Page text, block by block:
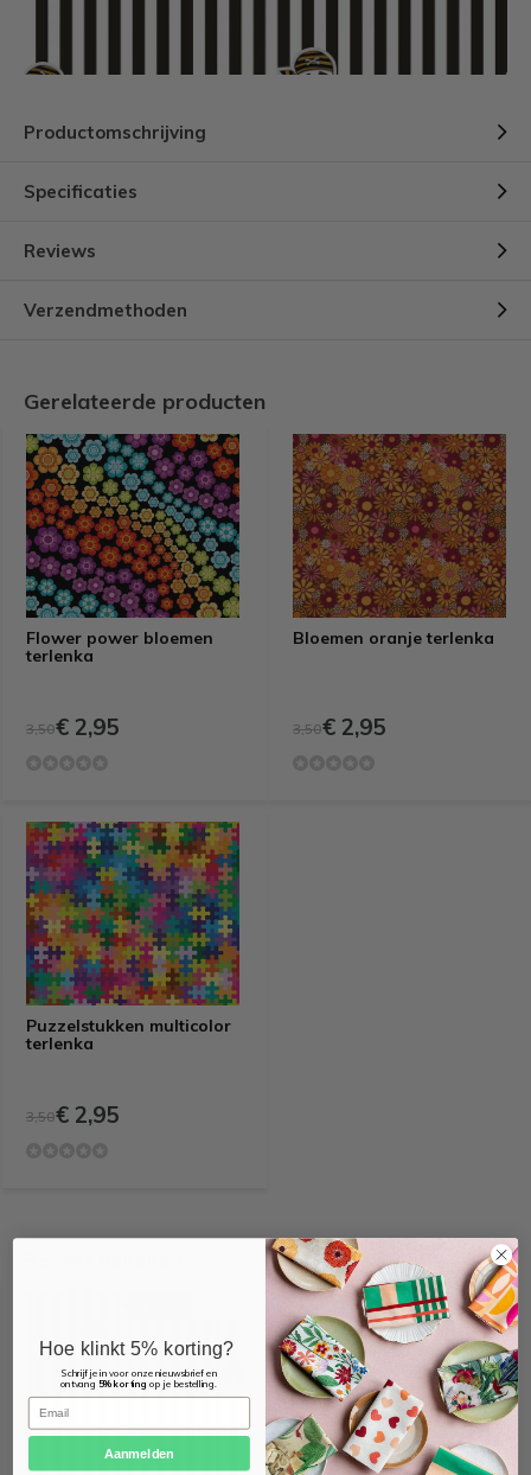
Productomschrijving
Specificaties
Reviews
Verzendmethoden
Gerelateerde producten
Flower power bloemen
terlenka
3,50€ 2,95
Bloemen oranje terlenka
3,50€ 2,95
Puzzelstukken multicolor
terlenka
3,50€ 2,95
Hoe klinkt 5% korting?
Schrijf je in voor onze nieuwsbrief en
ontvang 5% kortingop je bestelling.
Email
Aanmelden